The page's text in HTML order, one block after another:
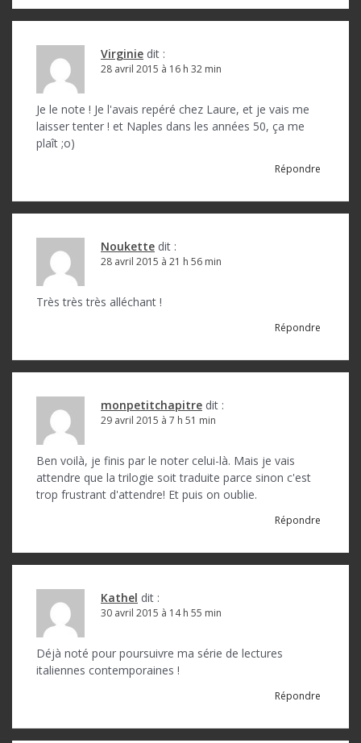
Virginie dit :
28 avril 2015 à 16 h 32 min
Je le note ! Je l'avais repéré chez Laure, et je vais me
laisser tenter ! et Naples dans les années 50, ça me
plaît ;o)
Répondre
Noukette dit :
28 avril 2015 à 21 h 56 min
Très très très alléchant !
Répondre
monpetitchapitre dit :
29 avril 2015 à 7 h 51 min
Ben voilà, je finis par le noter celui-là. Mais je vais
attendre que la trilogie soit traduite parce sinon c'est
trop frustrant d'attendre! Et puis on oublie.
Répondre
Kathel dit :
30 avril 2015 à 14 h 55 min
Déjà noté pour poursuivre ma série de lectures
italiennes contemporaines !
Répondre